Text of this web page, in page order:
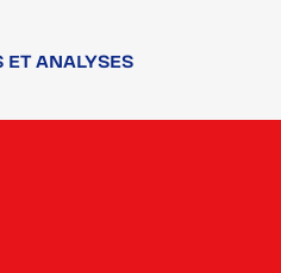
ANALYSES